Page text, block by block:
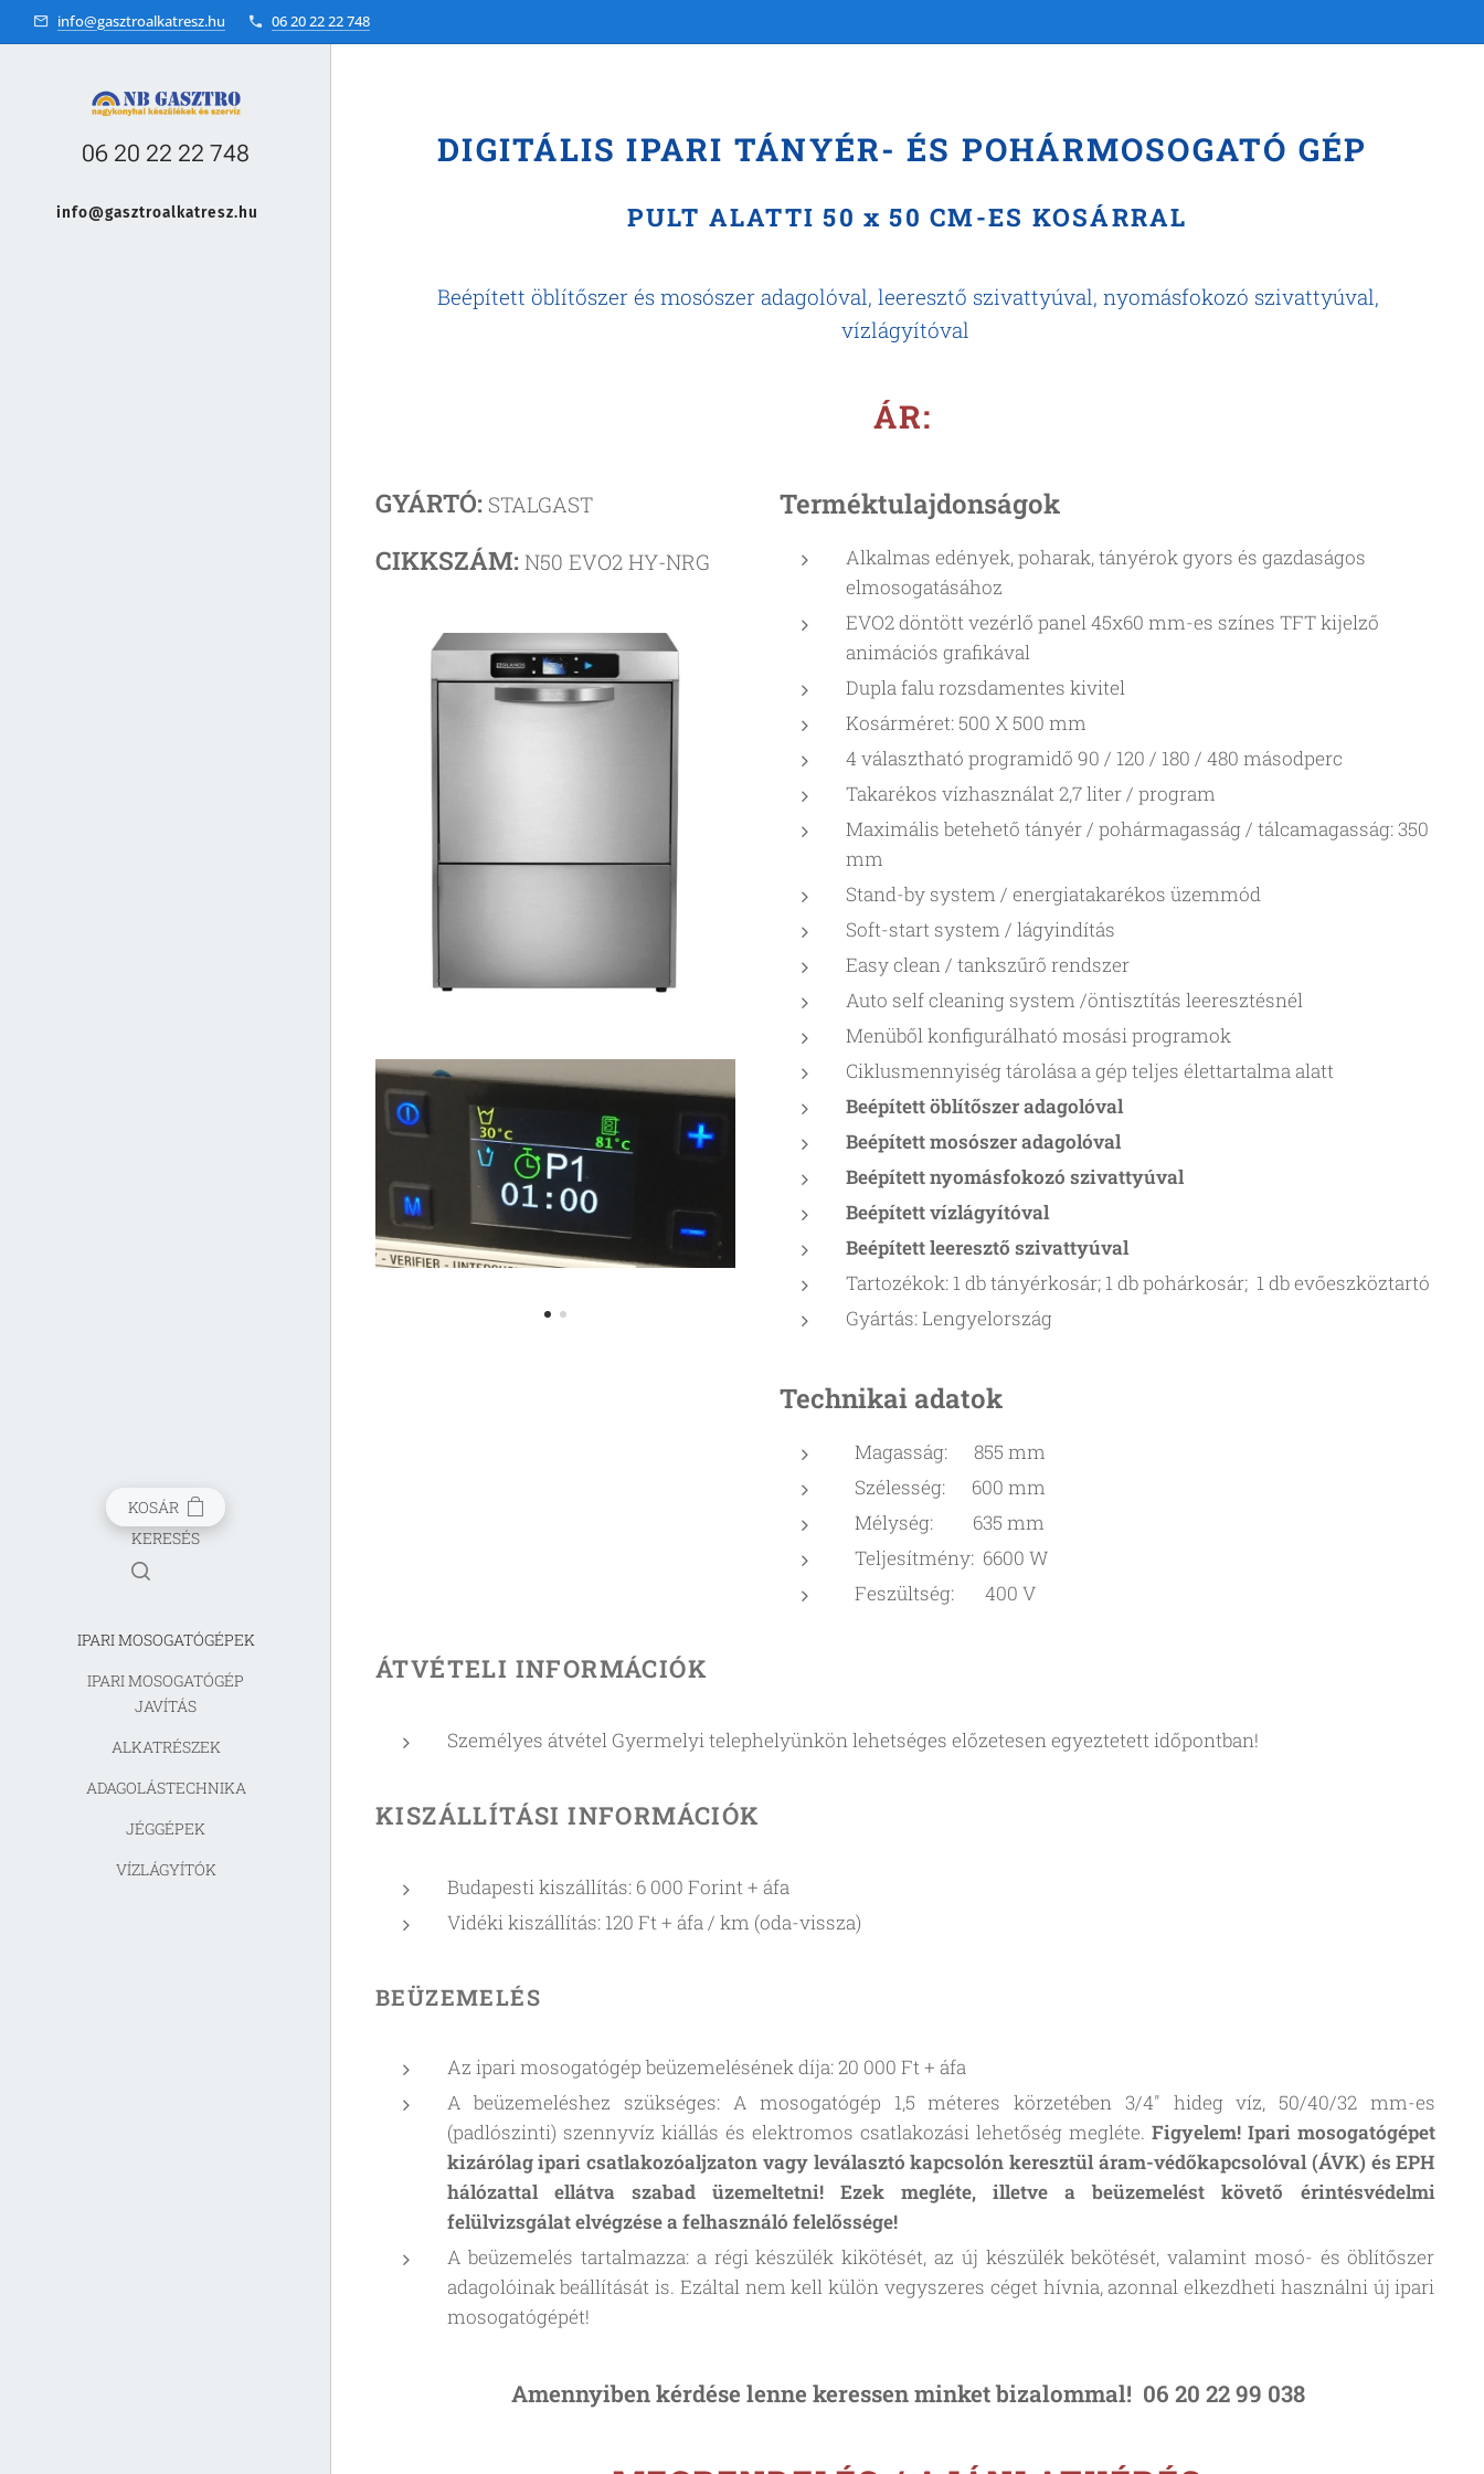
info@gasztroalkatresz.hu 06 20 22 22 748
06 20 22 22 748
info@gasztroalkatresz.hu
KOSÁR
KERESÉS
IPARI MOSOGATÓGÉPEK
IPARI MOSOGATÓGÉP
JAVÍTÁS
ALKATRÉSZEK
ADAGOLÁSTECHNIKA
JÉGGÉPEK
VÍZLÁGYÍTÓK
DIGITÁLIS IPARI TÁNYÉR- ÉS POHÁRMOSOGATÓ GÉP
PULT ALATTI 50 x 50 CM-ES KOSÁRRAL
Beépített öblítőszer és mosószer adagolóval, leeresztő szivattyúval, nyomásfokozó szivattyúval,
vízlágyítóval
ÁR:
GYÁRTÓ: STALGAST
CIKKSZÁM: N50 EVO2 HY-NRG
Terméktulajdonságok
Alkalmas edények, poharak, tányérok gyors és gazdaságos
elmosogatásához
EVO2 döntött vezérlő panel 45x60 mm-es színes TFT kijelző
animációs grafikával
Dupla falu rozsdamentes kivitel
Kosárméret: 500 X 500 mm
4 választható programidő 90 / 120 / 180 / 480 másodperc
Takarékos vízhasználat 2,7 liter / program
Maximális betehető tányér / pohármagasság / tálcamagasság: 350
mm
Stand-by system / energiatakarékos üzemmód
Soft-start system / lágyindítás
Easy clean / tankszűrő rendszer
Auto self cleaning system /öntisztítás leeresztésnél
Menüből konfigurálható mosási programok
Ciklusmennyiség tárolása a gép teljes élettartalma alatt
Beépített öblítőszer adagolóval
Beépített mosószer adagolóval
Beépített nyomásfokozó szivattyúval
Beépített vízlágyítóval
Beépített leeresztő szivattyúval
Tartozékok: 1 db tányérkosár; 1 db pohárkosár; 1 db evőeszköztartó
Gyártás: Lengyelország
Technikai adatok
Magasság: 855 mm
Szélesség: 600 mm
Mélység: 635 mm
Teljesítmény: 6600 W
Feszültség: 400 V
ÁTVÉTELI INFORMÁCIÓK
Személyes átvétel Gyermelyi telephelyünkön lehetséges előzetesen egyeztetett időpontban!
KISZÁLLÍTÁSI INFORMÁCIÓK
Budapesti kiszállítás: 6 000 Forint + áfa
Vidéki kiszállítás: 120 Ft + áfa / km (oda-vissza)
BEÜZEMELÉS
Az ipari mosogatógép beüzemelésének díja: 20 000 Ft + áfa
A beüzemeléshez szükséges: A mosogatógép 1,5 méteres körzetében 3/4" hideg víz, 50/40/32 mm-es
(padlószinti) szennyvíz kiállás és elektromos csatlakozási lehetőség megléte. Figyelem! Ipari mosogatógépet
kizárólag ipari csatlakozóaljzaton vagy leválasztó kapcsolón keresztül áram-védőkapcsolóval (ÁVK) és EPH
hálózattal ellátva szabad üzemeltetni! Ezek megléte, illetve a beüzemelést követő érintésvédelmi
felülvizsgálat elvégzése a felhasználó felelőssége!
A beüzemelés tartalmazza: a régi készülék kikötését, az új készülék bekötését, valamint mosó- és öblítőszer
adagolóinak beállítását is. Ezáltal nem kell külön vegyszeres céget hívnia, azonnal elkezdheti használni új ipari
mosogatógépét!
Amennyiben kérdése lenne keressen minket bizalommal! 06 20 22 99 038